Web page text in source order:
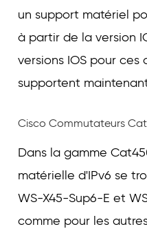
un support matériel
à partir de la version
versions IOS pour ces
supportent maintenant
Cisco Commutateurs
Dans la gamme
matérielle d'IPv6 se
WS-X45-Sup6-E et
comme pour les